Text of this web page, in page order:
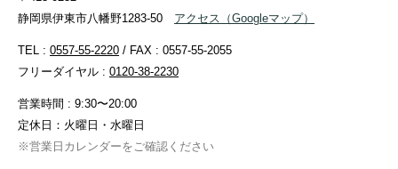
静岡県伊東市八幡野1283-50
アクセス （Googleマップ）
TEL : 0557-55-2220 / FAX : 0557-55-2055
フリーダイヤル : 0120-38-2230
営業時間 : 9:30〜20:00
定休日：火曜日・水曜日
※営業日カレンダーをご確認ください